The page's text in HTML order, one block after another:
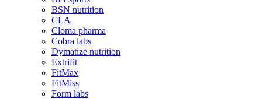
BSN nutrition
CLA
Cloma pharma
Cobra labs
Dymatize nutrition
Extrifit
FitMax
FitMiss
Form labs